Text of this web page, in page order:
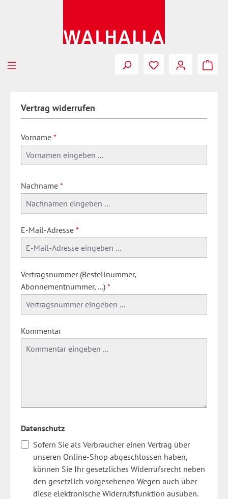
Vertrag widerrufen
Vorname *
Nachname *
E-Mail-Adresse *
Vertragsnummer (Bestellnummer,
Abonnementnummer, ...) *
Kommentar
Datenschutz
Sofern Sie als Verbraucher einen Vertrag über
unseren Online-Shop abgeschlossen haben,
können Sie Ihr gesetzliches Widerrufsrecht neben
den gesetzlich vorgesehenen Wegen auch über
diese elektronische Widerrufsfunktion ausüben.